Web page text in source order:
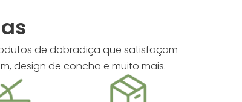
de dobradiça que satisfaçam
design de concha e muito mais.